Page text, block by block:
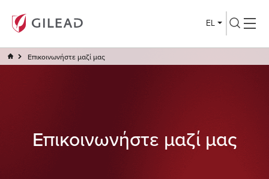
EL
Επικοινωνήστε μαζί μας
Επικοινωνήστε μαζί μας